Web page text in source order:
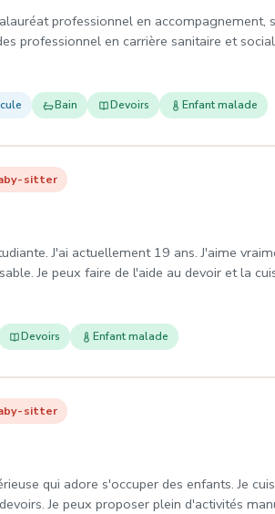
professionnel en accompagnement,
professionnel en carrière sanitaire et
Bain Devoirs Enfant malade
sitter
J'ai actuellement 19 ans. J'aime
Je peux faire de l'aide au devoir et la
Devoirs Enfant malade
sitter
qui adore s'occuper des enfants. Je
Je peux proposer plein d'activités